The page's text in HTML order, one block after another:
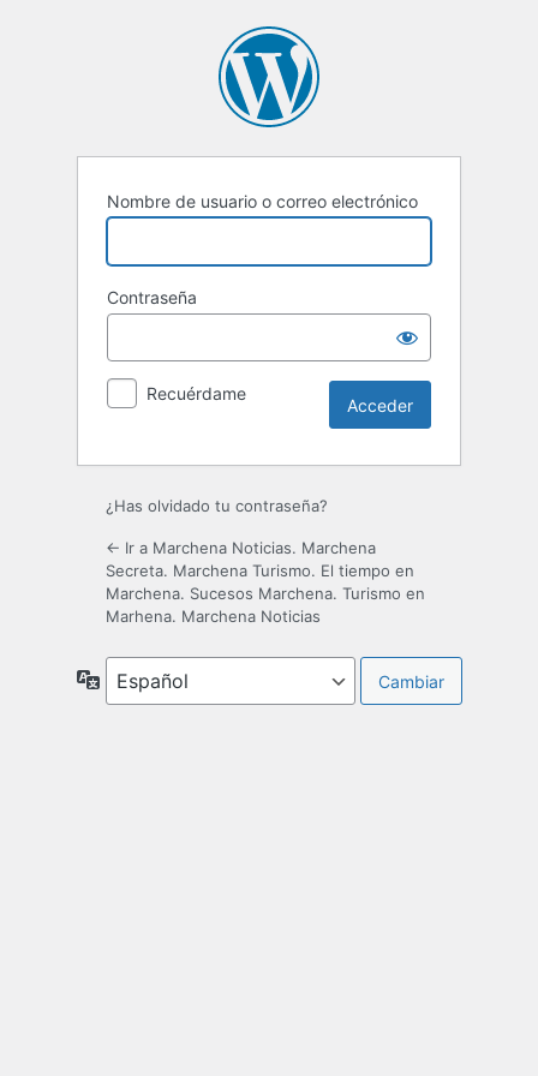
Nombre de usuario o correo electrónico
Contraseña
Recuérdame
¿Has olvidado tu contraseña?
← Ir a Marchena Noticias. Marchena
Secreta. Marchena Turismo. El tiempo en
Marchena. Sucesos Marchena. Turismo en
Marhena. Marchena Noticias
Idioma